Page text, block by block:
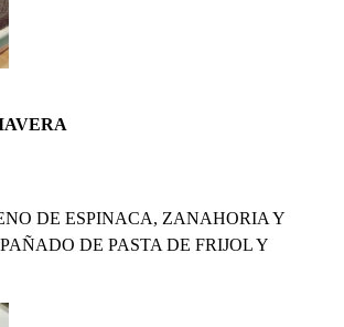
DE ESPINACA, ZANAHORIA Y
DE PASTA DE FRIJOL Y